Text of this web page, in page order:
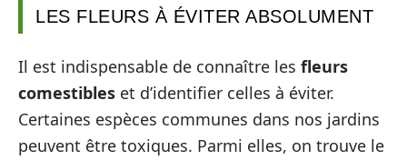
LES FLEURS À ÉVITER ABSOLUMENT
Il est indispensable de connaître les fleurs
comestibles et d’identifier celles à éviter.
Certaines espèces communes dans nos jardins
peuvent être toxiques. Parmi elles, on trouve le